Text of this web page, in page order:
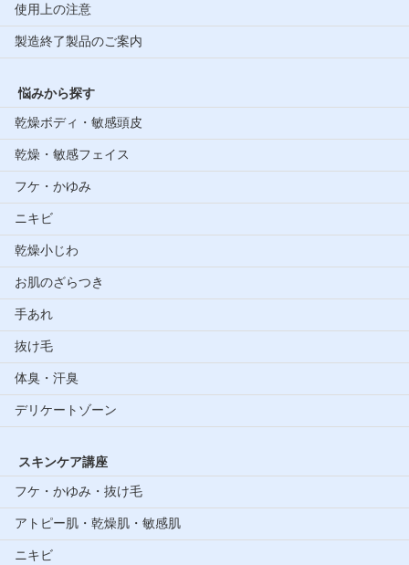
使用上の注意
製造終了製品のご案内
悩みから探す
乾燥ボディ・敏感頭皮
乾燥・敏感フェイス
フケ・かゆみ
ニキビ
乾燥小じわ
お肌のざらつき
手あれ
抜け毛
体臭・汗臭
デリケートゾーン
スキンケア講座
フケ・かゆみ・抜け毛
アトピー肌・乾燥肌・敏感肌
ニキビ